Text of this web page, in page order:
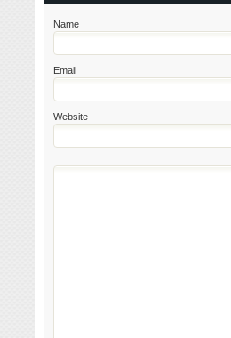
Name
Email
Website